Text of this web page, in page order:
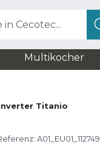
in Cecotec...
Multikocher
Titanio
A01_EU01_112749